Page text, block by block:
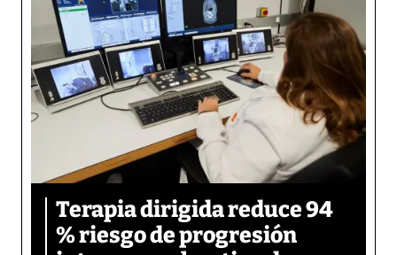
Terapia dirigida reduce 94
% riesgo de progresión